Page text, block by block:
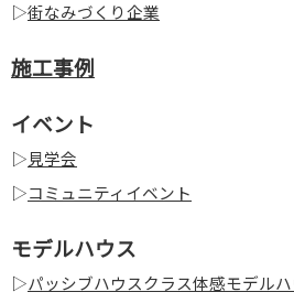
▷街なみづくり企業
施工事例
イベント
▷ 見学会
▷コミュニティイベント
モデルハウス
▷パッシブハウスクラス体感モデルハ